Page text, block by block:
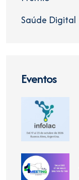
Saúde Digital
Eventos